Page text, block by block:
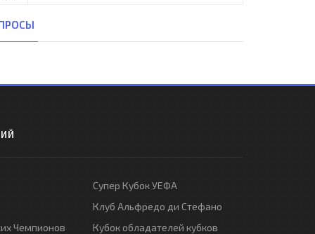
Чемпионов
Супер Кубок УЕФА
Клуб Альфредо ди Стефано
Кубок обладателей кубков